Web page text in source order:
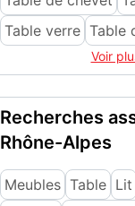
Table verre Table
Voir
Recherches
Rhône-Alpes
Meubles Table Lit